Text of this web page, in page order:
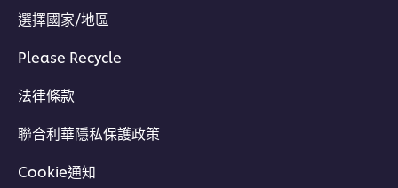
選擇國家/地區
Please Recycle
法律條款
聯合利華隱私保護政策
Cookie通知